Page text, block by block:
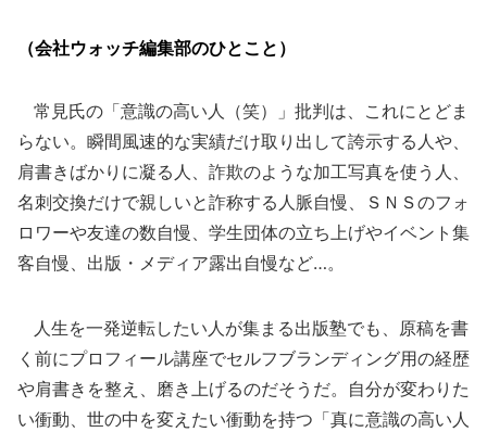
（会社ウォッチ編集部のひとこと）
常見氏の「意識の高い人（笑）」批判は、これにとどま
らない。瞬間風速的な実績だけ取り出して誇示する人や、
肩書きばかりに凝る人、詐欺のような加工写真を使う人、
名刺交換だけで親しいと詐称する人脈自慢、ＳＮＳのフォ
ロワーや友達の数自慢、学生団体の立ち上げやイベント集
客自慢、出版・メディア露出自慢など…。
人生を一発逆転したい人が集まる出版塾でも、原稿を書
く前にプロフィール講座でセルフブランディング用の経歴
や肩書きを整え、磨き上げるのだそうだ。自分が変わりた
い衝動、世の中を変えたい衝動を持つ「真に意識の高い人